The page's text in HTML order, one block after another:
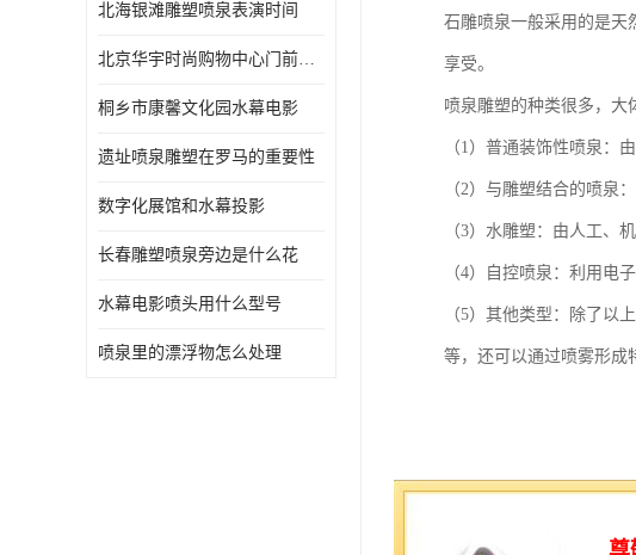
北海银滩雕塑喷泉表演时间
北京华宇时尚购物中心门前喷泉 精度高
桐乡市康馨文化园水幕电影
遗址喷泉雕塑在罗马的重要性
数字化展馆和水幕投影
长春雕塑喷泉旁边是什么花
水幕电影喷头用什么型号
喷泉里的漂浮物怎么处理
石雕喷泉一般采用的是天
享受。
喷泉雕塑的种类很多，大
（1）普通装饰性喷泉：
（2）与雕塑结合的喷泉
（3）水雕塑：由人工、
（4）自控喷泉：利用电
（5）其他类型：除了以
等，还可以通过喷雾形成